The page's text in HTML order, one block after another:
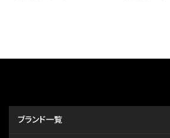
ブランド一覧